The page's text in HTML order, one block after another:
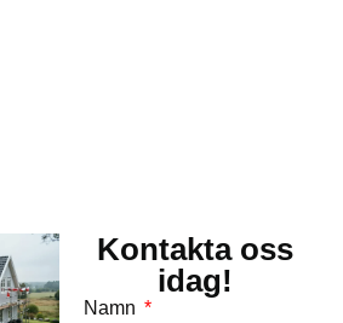
Kontakta oss
idag!
Namn